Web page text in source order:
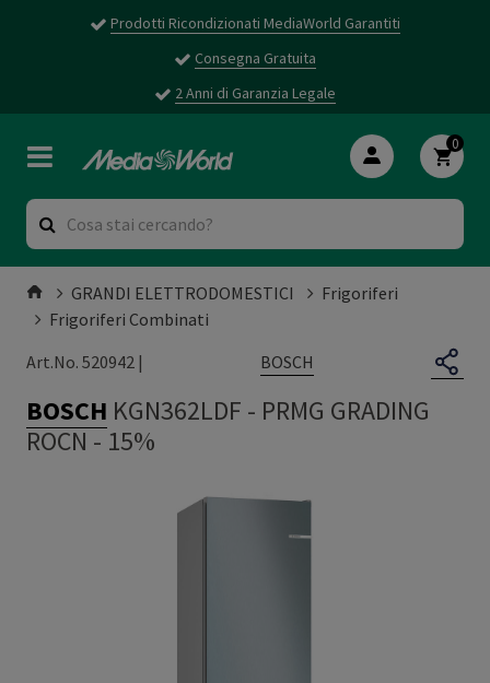
Prodotti Ricondizionati MediaWorld Garantiti
Consegna Gratuita
2 Anni di Garanzia Legale
0
GRANDI ELETTRODOMESTICI
Frigoriferi
Frigoriferi Combinati
Art.No. 520942 |
BOSCH
BOSCH KGN362LDF - PRMG GRADING
ROCN - 15%